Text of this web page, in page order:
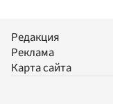
Редакция
Реклама
Карта сайта